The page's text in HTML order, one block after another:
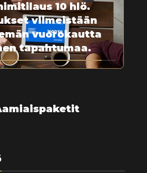
10 hlö.
viimeistään
vuorokautta
tapahtumaa.